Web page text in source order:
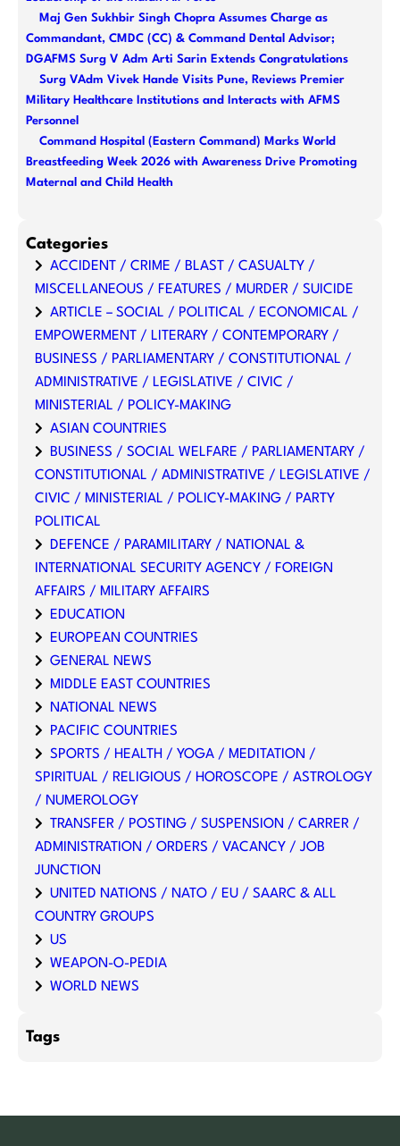
Maj Gen Sukhbir Singh Chopra Assumes Charge as
Commandant, CMDC (CC) & Command Dental Advisor;
DGAFMS Surg V Adm Arti Sarin Extends Congratulations
Surg VAdm Vivek Hande Visits Pune, Reviews Premier
Military Healthcare Institutions and Interacts with AFMS
Personnel
Command Hospital (Eastern Command) Marks World
Breastfeeding Week 2026 with Awareness Drive Promoting
Maternal and Child Health
Categories
ACCIDENT / CRIME / BLAST / CASUALTY /
MISCELLANEOUS / FEATURES / MURDER / SUICIDE
ARTICLE – SOCIAL / POLITICAL / ECONOMICAL /
EMPOWERMENT / LITERARY / CONTEMPORARY /
BUSINESS / PARLIAMENTARY / CONSTITUTIONAL /
ADMINISTRATIVE / LEGISLATIVE / CIVIC /
MINISTERIAL / POLICY-MAKING
ASIAN COUNTRIES
BUSINESS / SOCIAL WELFARE / PARLIAMENTARY /
CONSTITUTIONAL / ADMINISTRATIVE / LEGISLATIVE /
CIVIC / MINISTERIAL / POLICY-MAKING / PARTY
POLITICAL
DEFENCE / PARAMILITARY / NATIONAL &
INTERNATIONAL SECURITY AGENCY / FOREIGN
AFFAIRS / MILITARY AFFAIRS
EDUCATION
EUROPEAN COUNTRIES
GENERAL NEWS
MIDDLE EAST COUNTRIES
NATIONAL NEWS
PACIFIC COUNTRIES
SPORTS / HEALTH / YOGA / MEDITATION /
SPIRITUAL / RELIGIOUS / HOROSCOPE / ASTROLOGY
/ NUMEROLOGY
TRANSFER / POSTING / SUSPENSION / CARRER /
ADMINISTRATION / ORDERS / VACANCY / JOB
JUNCTION
UNITED NATIONS / NATO / EU / SAARC & ALL
COUNTRY GROUPS
US
WEAPON-O-PEDIA
WORLD NEWS
Tags